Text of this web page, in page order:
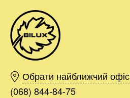
Обрати найближчий офіс
(068) 844-84-75
Київ
Харків
Одесса